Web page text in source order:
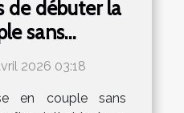
de débuter la
sans
2026 03:18
en couple sans